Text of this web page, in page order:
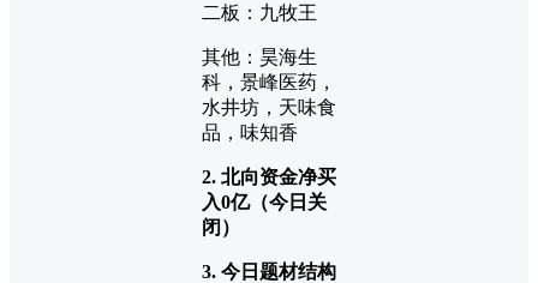
二板：九牧王
其他：昊海生
科，景峰医药，
水井坊，天味食
品，味知香
2. 北向资金净买
入0亿（今日关
闭）
3. 今日题材结构